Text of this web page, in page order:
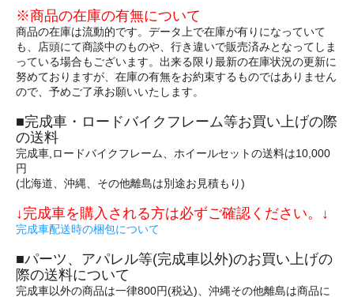
※商品の在庫の有無について
商品の在庫は流動的です。データ上で在庫が有りになっていて
も、店頭にて商談中のものや、行き違いで販売済みとなってしま
っている場合もございます。出来る限り最新の在庫状況の更新に
努めておりますが、在庫の有無をお約束するものではありません
ので、予めご了承お願いいたします。
■完成車・ロードバイクフレーム等お買い上げの際
の送料
完成車,ロードバイクフレーム、ホイールセットの送料は10,000
円
(北海道、沖縄、その他離島は別途お見積もり)
↓完成車を購入される方は必ずご確認ください。↓
完成車配送時の梱包について
■パーツ、アパレル等(完成車以外)のお買い上げの
際の送料について
完成車以外の商品は一律800円(税込)、沖縄その他離島は商品に